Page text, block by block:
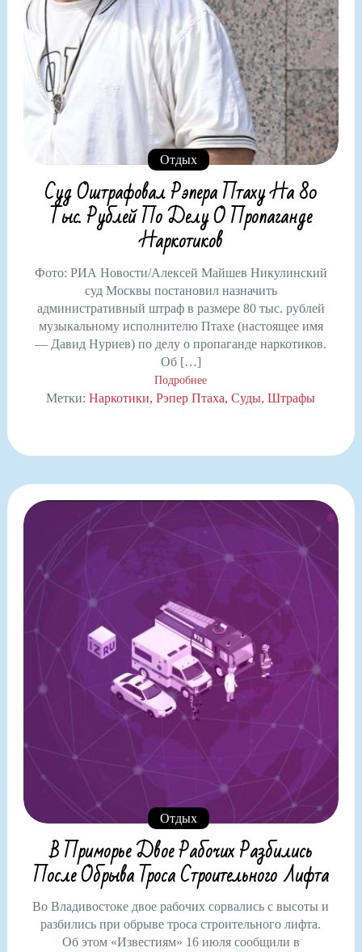
Отдых
Суд Оштрафовал Рэпера Птаху На 80
Тыс. Рублей По Делу О Пропаганде
Наркотиков
Фото: РИА Новости/Алексей Майшев Никулинский
суд Москвы постановил назначить
административный штраф в размере 80 тыс. рублей
музыкальному исполнителю Птахе (настоящее имя
— Давид Нуриев) по делу о пропаганде наркотиков.
Об […]
Подробнее
Метки:Наркотики Рэпер Птаха Суды Штрафы
Отдых
В Приморье Двое Рабочих Разбились
После Обрыва Троса Строительного Лифта
Во Владивостоке двое рабочих сорвались с высоты и
разбились при обрыве троса строительного лифта.
Об этом «Известиям» 16 июля сообщили в